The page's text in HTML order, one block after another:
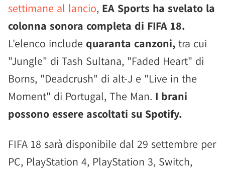
settimane al lancio, EA Sports ha svelato la
colonna sonora completa di FIFA 18.
L'elenco include quaranta canzoni, tra cui
"Jungle" di Tash Sultana, "Faded Heart" di
Borns, "Deadcrush" di alt-J e "Live in the
Moment" di Portugal, The Man. I brani
possono essere ascoltati su Spotify.
FIFA 18 sarà disponibile dal 29 settembre per
PC, PlayStation 4, PlayStation 3, Switch,